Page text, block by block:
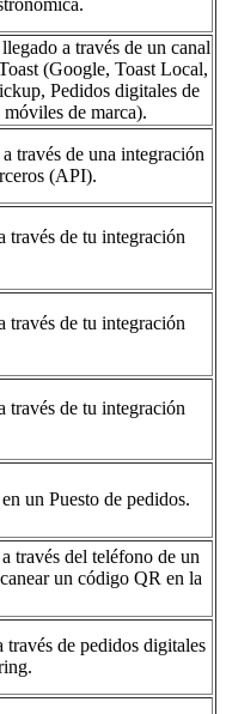
a través de un canal
(Google, Toast Local,
Pedidos digitales de
de marca).
través de una integración
(API).
través de tu integración
través de tu integración
través de tu integración
un Puesto de pedidos.
través del teléfono de un
un código QR en la
de pedidos digitales